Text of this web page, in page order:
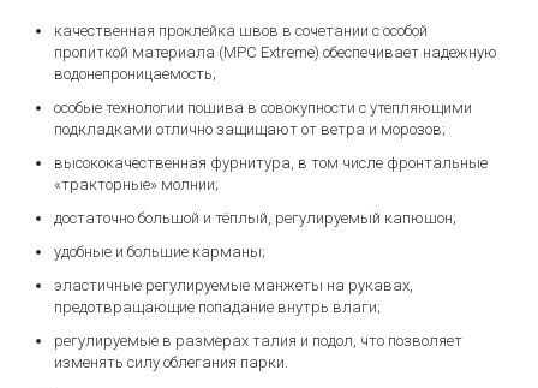
качественная проклейка швов в сочетании с особой
пропиткой материала (MPC Extreme) обеспечивает надежную
водонепроницаемость;
особые технологии пошива в совокупности с утепляющими
подкладками отлично защищают от ветра и морозов;
высококачественная фурнитура, в том числе фронтальные
«тракторные» молнии;
достаточно большой и тёплый, регулируемый капюшон;
удобные и большие карманы;
эластичные регулируемые манжеты на рукавах,
предотвращающие попадание внутрь влаги;
регулируемые в размерах талия и подол, что позволяет
изменять силу облегания парки.